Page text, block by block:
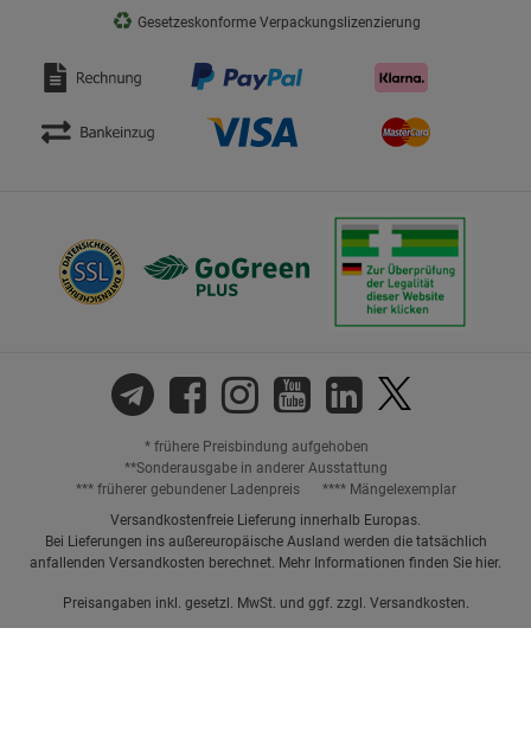
♻ Gesetzeskonforme Verpackungslizenzierung
* frühere Preisbindung aufgehoben
**Sonderausgabe in anderer Ausstattung
*** früherer gebundener Ladenpreis
**** Mängelexemplar
Versandkostenfreie Lieferung innerhalb Europas.
Bei Lieferungen ins außereuropäische Ausland werden die tatsächlich
anfallenden Versandkosten berechnet. Mehr Informationen finden Sie hier.
Preisangaben inkl. gesetzl. MwSt. und ggf. zzgl. Versandkosten.